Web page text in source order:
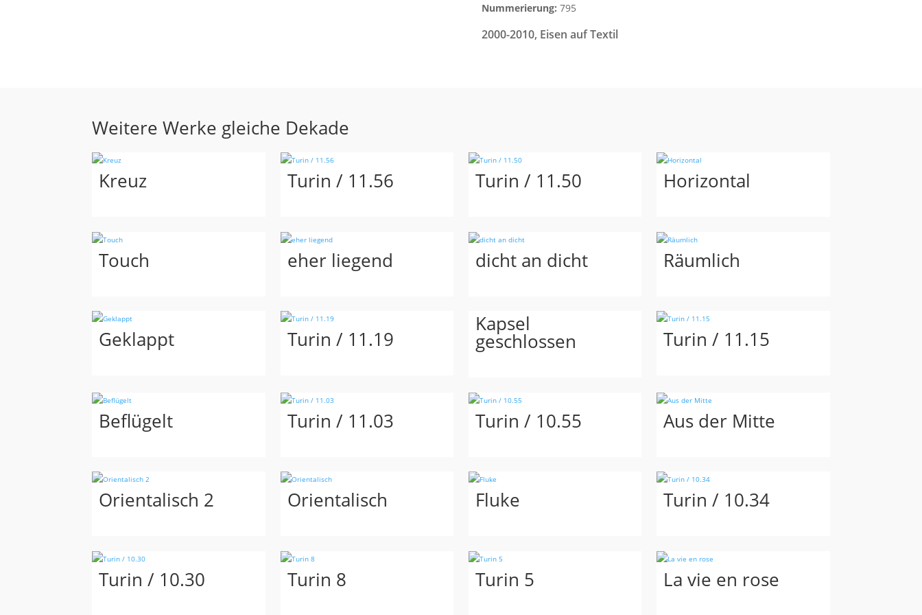
Nummerierung: 795
2000-2010, Eisen auf Textil
Weitere Werke gleiche Dekade
Kreuz Turin / 11.56 Turin / 11.50 Horizontal
Touch eher liegend dicht an dicht Räumlich
Geklappt Turin / 11.19
Kapsel
geschlossen Turin / 11.15
Beflügelt Turin / 11.03 Turin / 10.55 Aus der Mitte
Orientalisch 2 Orientalisch Fluke Turin / 10.34
Turin / 10.30 Turin 8 Turin 5 La vie en rose